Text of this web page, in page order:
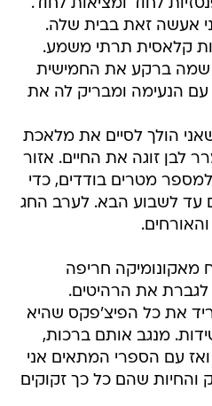
לחוד ומציאות לחוד.
אעשה זאת בבית שלה.
קלאסית תרתי משמע.
ברקע את החמישית
עם הנעימה ומבריק לה את
הולך לסיים את מלאכת
לבן זוגה את החיים. אזור
מטרים בודדים, כדי
עד לשבוע הבא. לערב החג
והאורחים.
מאקונומיקה חריפה
לגברת את הרהיטים.
את כל הפיצ'פקס שהיא
מנגב אותם ברכות,
עם הספרי המתאים אני
והחיות שהם כל כך זקוקים